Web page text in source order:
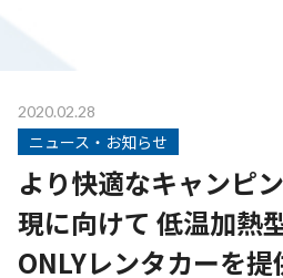
2020.02.28
ニュース・お知らせ
より快適なキャンピ
現に向けて 低温加熱
ONLYレンタカーを提